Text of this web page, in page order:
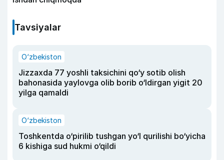
Tavsiyalar
O‘zbekiston
Jizzaxda 77 yoshli taksichini qo‘y sotib olish
bahonasida yaylovga olib borib o‘ldirgan yigit 20
yilga qamaldi
O‘zbekiston
Toshkentda o‘pirilib tushgan yo‘l qurilishi bo‘yicha
6 kishiga sud hukmi o‘qildi